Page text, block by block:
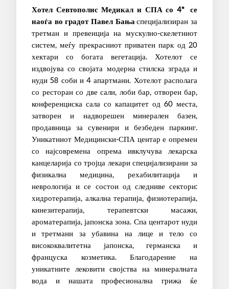
Хотел Севтополис Медикал и СПА со 4* се
наоѓа во градот Павел Бањаспецијализиран за
третман и превенција на мускулно-скелетниот
систем, меѓу прекрасниот приватен парк од 20
хектари со богата вегетација. Хотелот се
издвојува со својата модерна стилска зграда и
нуди 58 соби и 4 апартмани. Хотелот располага
со ресторан со две сали, лоби бар, отворен бар,
конференциска сала со капацитет од 60 места,
затворен и надворешен минерален базен,
продавница за сувенири и безбеден паркинг.
Уникатниот Медицински-СПА центар е опремен
со најсовремена опрема ивклучува лекарска
канцеларија со тројца лекари специјализирани за
физикална медицина, рехабилитација и
неврологија и се состои од следниве сектори:
хидротерапија, алкална терапија, физиотерапија,
кинезитерапија, терапевтски масажи,
ароматерапија, јапонска зона. Спа центарот нуди
и третмани за убавина на лице и тело со
висококвалитетна јапонска, германска и
француска козметика. Благодарение на
уникатните лековити својства на минералната
вода и нашата професионална грижа ќе